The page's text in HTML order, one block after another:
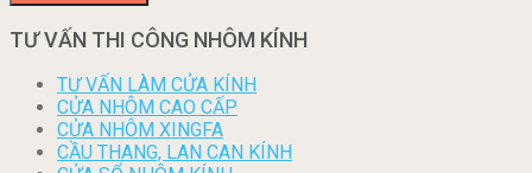
TƯ VẤN THI CÔNG NHÔM KÍNH
TƯ VẤN LÀM CỬA KÍNH
CỬA NHÔM CAO CẤP
CỬA NHÔM XINGFA
CẦU THANG, LAN CAN KÍNH